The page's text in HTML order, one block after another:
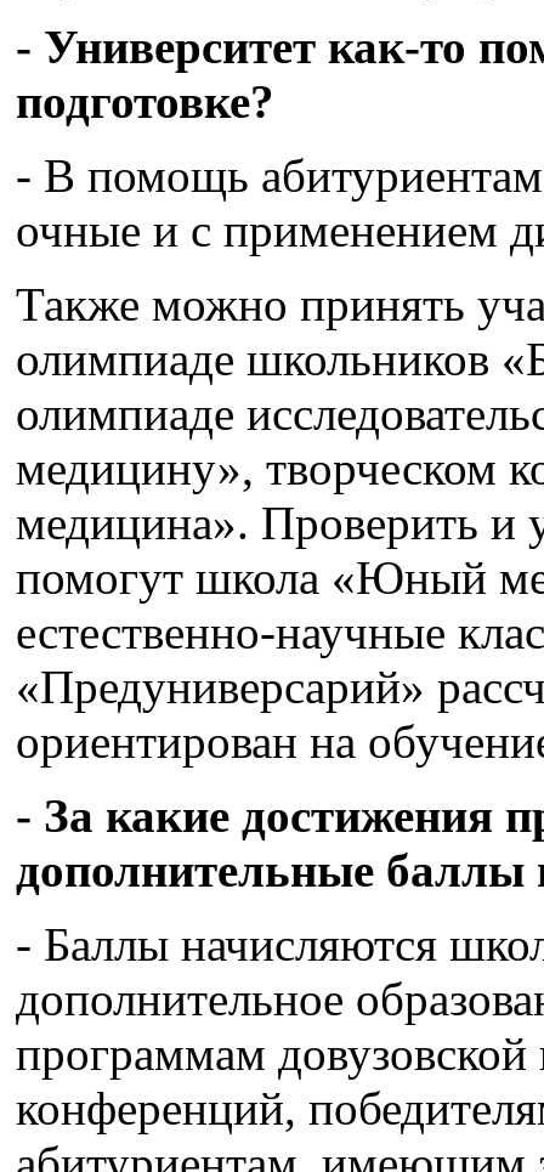
- Университет как-то
подготовке?
- В помощь
очные и с применением
Также можно принять
олимпиаде школьников
олимпиаде
медицину», творческом
медицина». Проверить и
помогут школа «Юный
естественно-научные
«Предуниверсарий»
ориентирован на
- За какие достижения
дополнительные баллы
- Баллы начисляются
дополнительное
программам довузовской
конференций,